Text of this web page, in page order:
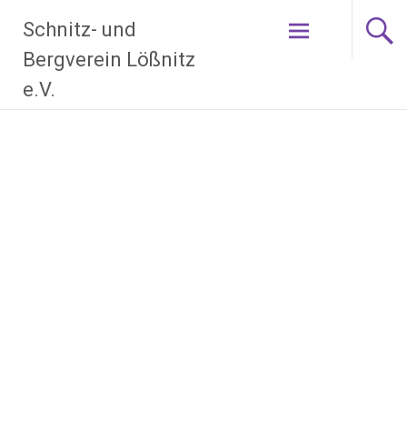
Inhalt
springen
Schnitz- und
Bergverein Lößnitz
e.V.